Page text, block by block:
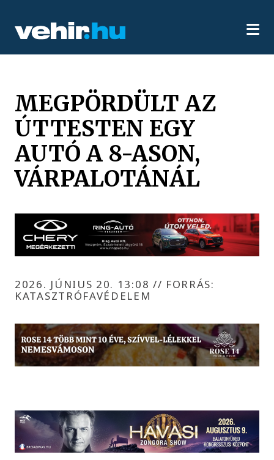
MEGPÖRDÜLT AZ
ÚTTESTEN EGY
AUTÓ A 8-ASON,
VÁRPALOTÁNÁL
2026. JÚNIUS 20. 13:08 // FORRÁS:
KATASZTRÓFAVÉDELEM